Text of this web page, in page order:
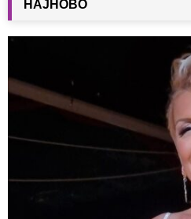
НАЈНОВО